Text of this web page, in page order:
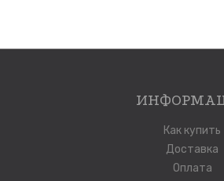
Как купить
Доставка
Оплата